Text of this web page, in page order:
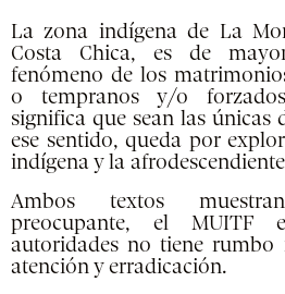
La zona indígena de La
Costa Chica, es de
fenómeno de los
o tempranos y/o
significa que sean las únicas
ese sentido, queda por
indígena y la
Ambos textos
preocupante, el
autoridades no tiene rumbo
atención y erradicación.